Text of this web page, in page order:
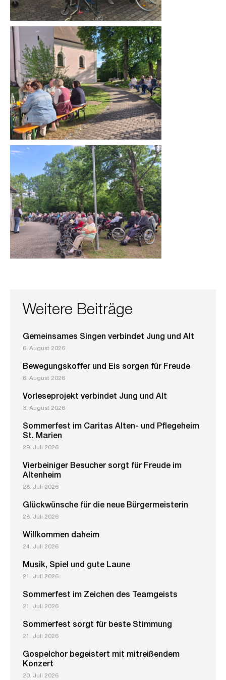
Weitere Beiträge
Gemeinsames Singen verbindet Jung und Alt
6. August 2026
Bewegungskoffer und Eis sorgen für Freude
6. August 2026
Vorleseprojekt verbindet Jung und Alt
3. August 2026
Sommerfest im Caritas Alten- und Pflegeheim
St. Marien
29. Juli 2026
Vierbeiniger Besucher sorgt für Freude im
Altenheim
28. Juli 2026
Glückwünsche für die neue Bürgermeisterin
28. Juli 2026
Willkommen daheim
24. Juli 2026
Musik, Spiel und gute Laune
21. Juli 2026
Sommerfest im Zeichen des Teamgeists
21. Juli 2026
Sommerfest sorgt für beste Stimmung
21. Juli 2026
Gospelchor begeistert mit mitreißendem
Konzert
20. Juli 2026